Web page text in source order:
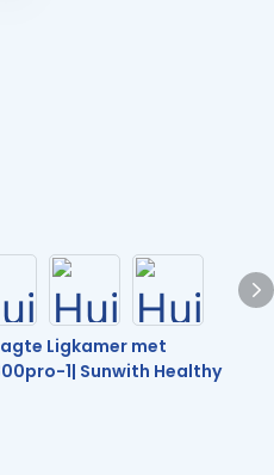
Ligkamer met
1| Sunwith Healthy